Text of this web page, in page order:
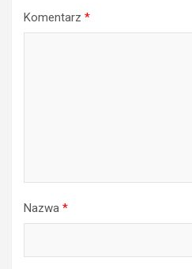
Komentarz *
Nazwa *